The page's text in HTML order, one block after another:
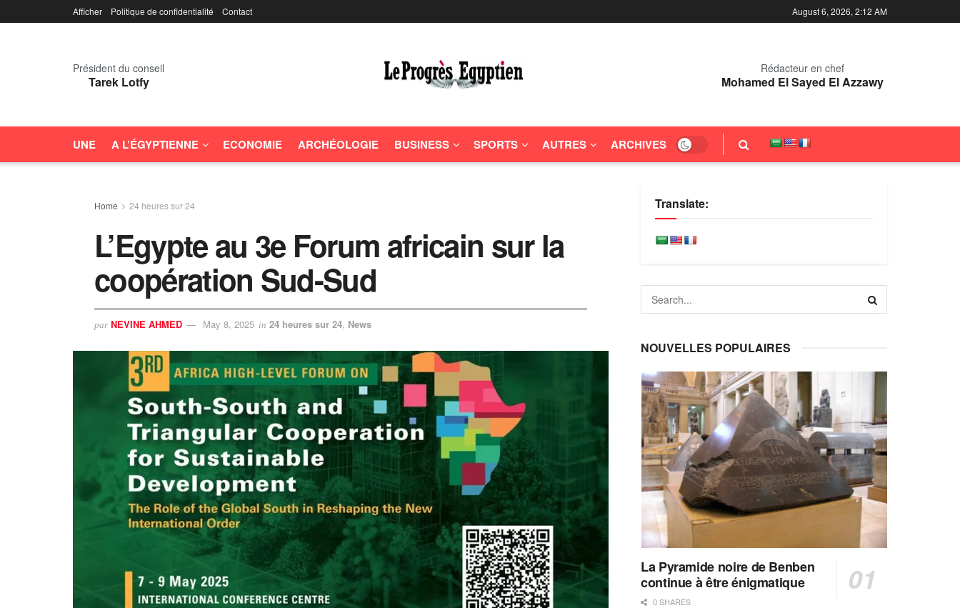
Afficher Politique de confidentialité Contact August 6, 2026, 2:12 AM
Président du conseil
Tarek Lotfy
Rédacteur en chef
Mohamed El Sayed El Azzawy
UNE A L’ÉGYPTIENNE ECONOMIE ARCHÉOLOGIE BUSINESS SPORTS AUTRES ARCHIVES
Home 24 heures sur 24
L’Egypte au 3e Forum africain sur la
coopération Sud-Sud
par NEVINE AHMED May 8, 2025 in 24 heures sur 24, News
Translate:
NOUVELLES POPULAIRES
La Pyramide noire de Benben
continue à être énigmatique
0 SHARES